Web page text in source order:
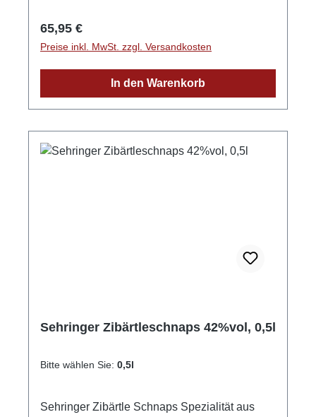
Regulärer Preis:
65,95 €
Preise inkl. MwSt. zzgl. Versandkosten
In den Warenkorb
Sehringer Zibärtleschnaps 42%vol, 0,5l
Bitte wählen Sie: 0,5l
Sehringer Zibärtle Schnaps Spezialität aus